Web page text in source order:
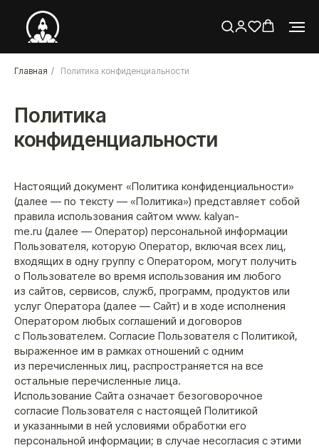
Главная / Политика конфиденциальности
Политика
конфиденциальности
Настоящий документ «Политика конфиденциальности»
(далее — по тексту — «Политика») представляет собой
правила использования сайтом www. kalyan-
me.ru (далее — Оператор) персональной информации
Пользователя, которую Оператор, включая всех лиц,
входящих в одну группу с Оператором, могут получить
о Пользователе во время использования им любого
из сайтов, сервисов, служб, программ, продуктов или
услуг Оператора (далее — Сайт) и в ходе исполнения
Оператором любых соглашений и договоров
с Пользователем. Согласие Пользователя с Политикой,
выраженное им в рамках отношений с одним
из перечисленных лиц, распространяется на все
остальные перечисленные лица.
Использование Сайта означает безоговорочное
согласие Пользователя с настоящей Политикой
и указанными в ней условиями обработки его
персональной информации; в случае несогласия с этими